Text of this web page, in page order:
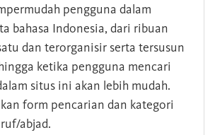
pengguna dalam
bahasa Indonesia, dari ribuan
dan terorganisir serta tersusun
ketika pengguna mencari
situs ini akan lebih mudah.
form pencarian dan kategori
abjad.